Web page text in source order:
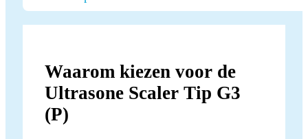
Waarom kiezen voor de
Ultrasone Scaler Tip G3
(P)